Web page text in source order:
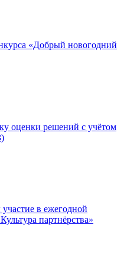
«Добрый новогодний
оценки решений с учётом
в ежегодной
партнёрства»